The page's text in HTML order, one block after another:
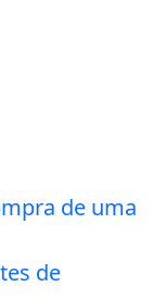
de uma
de